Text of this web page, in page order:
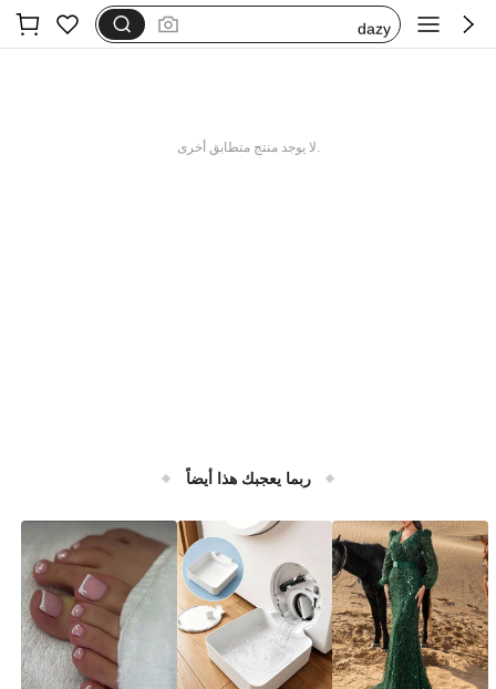
dazy
.لا يوجد منتج متطابق أخرى
ربما يعجبك هذا أيضاً